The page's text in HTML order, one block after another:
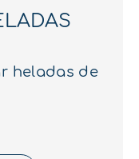
heladas de